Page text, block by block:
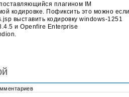
плагином IM
кодировке. Пофиксить это можно
выставить кодировку windows-1251
и Openfire Enterprise